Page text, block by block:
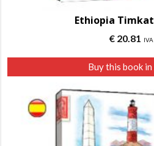
Ethiopia
€ 20.81 IVA
Buy this book in